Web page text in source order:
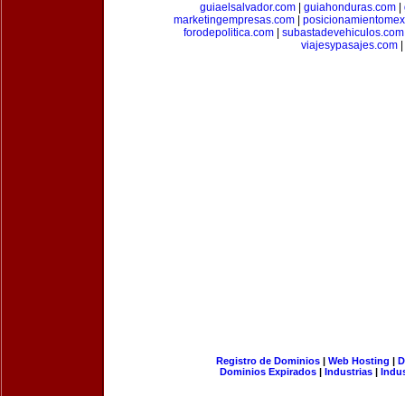
guiaelsalvador.com| guiahonduras.com|
marketingempresas.com
forodepolitica.com| subastadevehiculos.com
viajesypasajes.com|
Registro de Dominios| Web Hosting |
Dominios Expirados | Industrias |